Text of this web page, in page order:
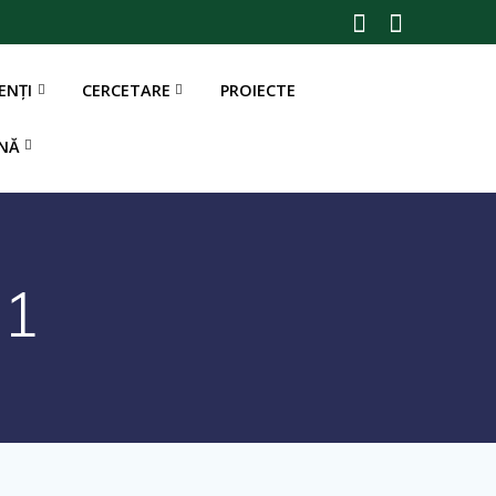
CERCETARE PROIECTE